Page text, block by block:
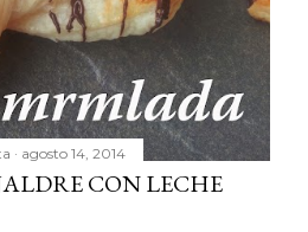
agosto 14, 2014
CON LECHE